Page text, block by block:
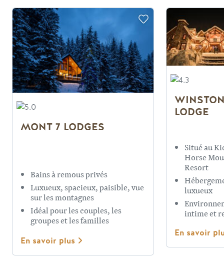
MONT 7 LODGES
Bains à remous privés
Luxueux, spacieux, paisible, vue
sur les montagnes
Idéal pour les couples, les
groupes et les familles
En savoir plus
LODGE
Situé au
Horse
Resort
luxueux
intime et
En savoir